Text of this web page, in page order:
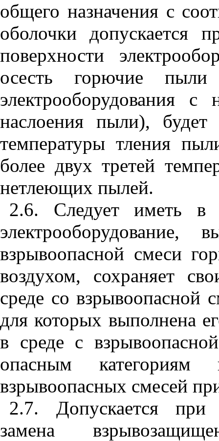
общего назначения с
оболочки допускается
поверхности
осесть горючие
электрооборудования
наслоения пыли),
температуры тления
более двух третей
нетлеющих пылей.
2.6. Следует иметь в
взрывоопасной смеси
воздухом, сохраняет
среде со взрывоопасной
для которых выполнена
в среде с
опасным категориям
взрывоопасных смесей
2.7. Допускается при
замена